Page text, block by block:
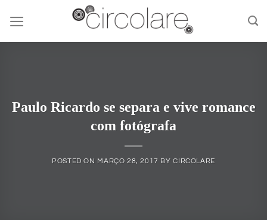
content
Paulo Ricardo se separa e vive romance
com fotógrafa
POSTED ON MARÇO 28, 2017 BYCIRCOLARE